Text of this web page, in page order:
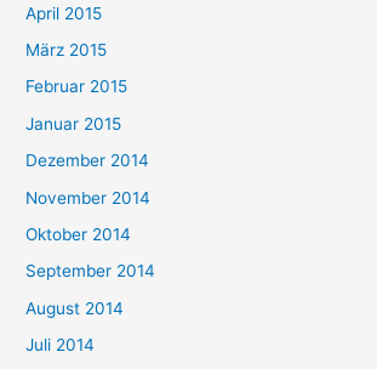
April 2015
März 2015
Februar 2015
Januar 2015
Dezember 2014
November 2014
Oktober 2014
September 2014
August 2014
Juli 2014